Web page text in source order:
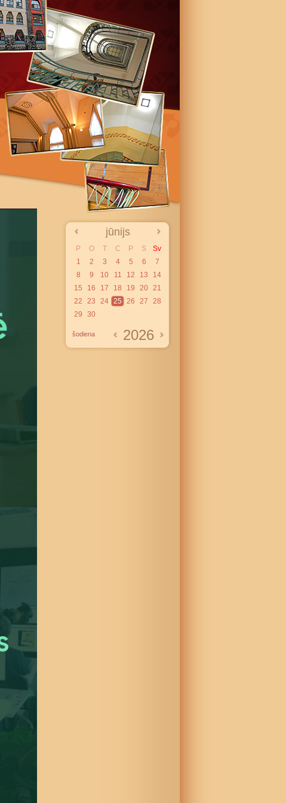
jūnijs
P O T C P S
Sv
1
2 3 4 5 6
7
8
9 10 11 12 13
14
15
16 17 18 19 20 21
22
23 24 25 26 27
28
29
30
šodiena 2026